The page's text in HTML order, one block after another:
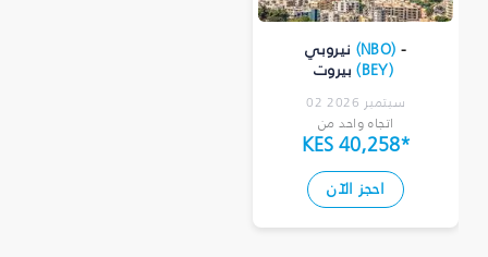
نيروبي (NBO) -
بيروت (BEY)
02 سبتمبر 2026
اتجاه واحد من
KES 40,258*
احجز الآن